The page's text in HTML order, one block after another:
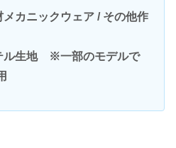
メカニックウェア / その他作
ル生地 ※一部のモデルで